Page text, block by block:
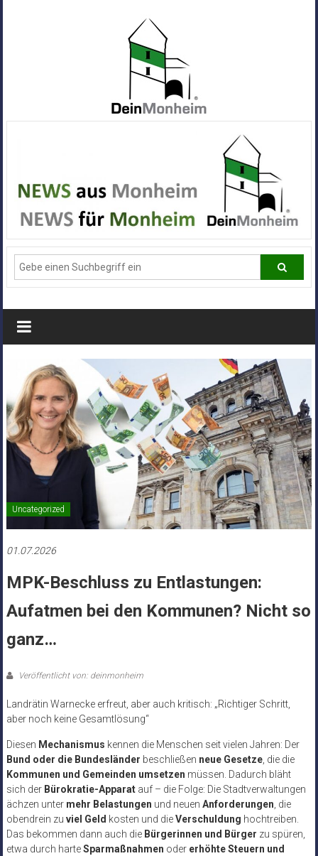
Alle
News
aus
Deiner
Stadt
Monheim
Uncategorized
01.07.2026
MPK-Beschluss zu Entlastungen:
Aufatmen bei den Kommunen? Nicht so
ganz…
Veröffentlicht von: deinmonheim
Landrätin Warnecke erfreut, aber auch kritisch: „Richtiger Schritt,
aber noch keine Gesamtlösung“
Diesen Mechanismus kennen die Menschen seit vielen Jahren: Der
Bund oder die Bundesländer beschließen neue Gesetze, die die
Kommunen und Gemeinden umsetzen müssen. Dadurch bläht
sich der Bürokratie-Apparatauf – die Folge: Die Stadtverwaltungen
ächzen unter mehr Belastungen und neuen Anforderungen, die
obendrein zu viel Geld kosten und dieVerschuldung hochtreiben.
Das bekommen dann auch die Bürgerinnen und Bürger zu spüren,
etwa durch harteSparmaßnahmen oder erhöhte Steuern und